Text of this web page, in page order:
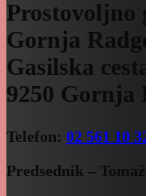
Prostovoljno
Gornja
Gasilska cesta
9250 Gornja
Telefon: 02 561 10
Predsednik – Tomaž: